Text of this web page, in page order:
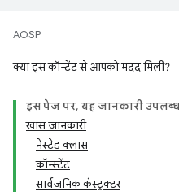
AOSP
क्या इस कॉन्टेंट से आपको मदद मिली?
इस पेज पर, यह जानकारी
खास जानकारी
नेस्टेड क्लास
कॉन्स्टेंट
सार्वजनिक कंस्ट्रक्टर